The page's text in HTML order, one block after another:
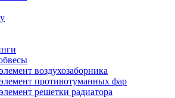
воздухозаборника
противотуманных фар
решетки радиатора